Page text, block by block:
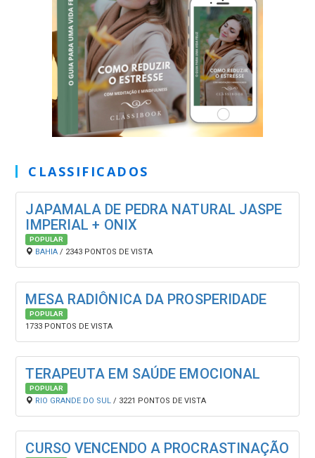
CLASSIFICADOS
JAPAMALA DE PEDRA NATURAL JASPE
IMPERIAL + ONIX
POPULAR
BAHIA / 2343 PONTOS DE VISTA
MESA RADIÔNICA DA PROSPERIDADE
POPULAR
1733 PONTOS DE VISTA
TERAPEUTA EM SAÚDE EMOCIONAL
POPULAR
RIO GRANDE DO SUL / 3221 PONTOS DE VISTA
CURSO VENCENDO A PROCRASTINAÇÃO